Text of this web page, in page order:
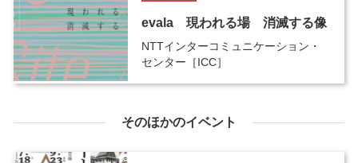
evala 現われる場 消滅する像
NTTインターコミュニケーション・
センター［ICC］
そのほかのイベント